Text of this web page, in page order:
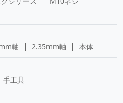
軸 2.35mm軸 本体
手工具